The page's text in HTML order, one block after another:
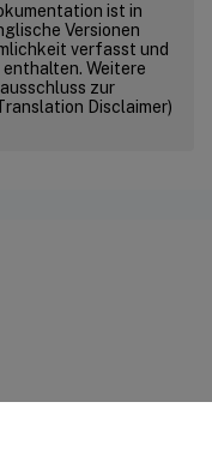
ist in
Versionen
verfasst und
Weitere
zur
Disclaimer)